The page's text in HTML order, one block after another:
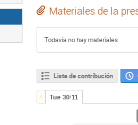
Materiales de la
Todavía no hay materiales.
Lista de contribución
Tue 30/11